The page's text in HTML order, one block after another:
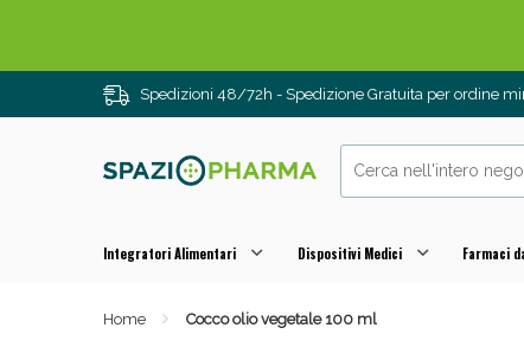
Spedizioni 48/72h - Spedizione Gratuita per ordine
Integratori Alimentari Dispositivi Medici Farmaci
Home Cocco olio vegetale 100 ml